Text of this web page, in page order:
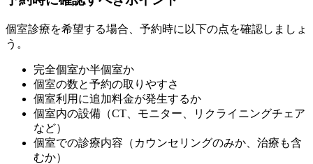
個室診療を希望する場合、予約時に以下の点を確認しましょ
う。
完全個室か半個室か
個室の数と予約の取りやすさ
個室利用に追加料金が発生するか
個室内の設備（CT、モニター、リクライニングチェア
など）
個室での診療内容（カウンセリングのみか、治療も含
むか）